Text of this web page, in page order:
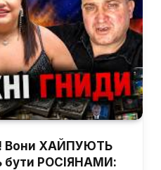
Вони ХАЙПУЮТЬ
бути РОСІЯНАМИ: